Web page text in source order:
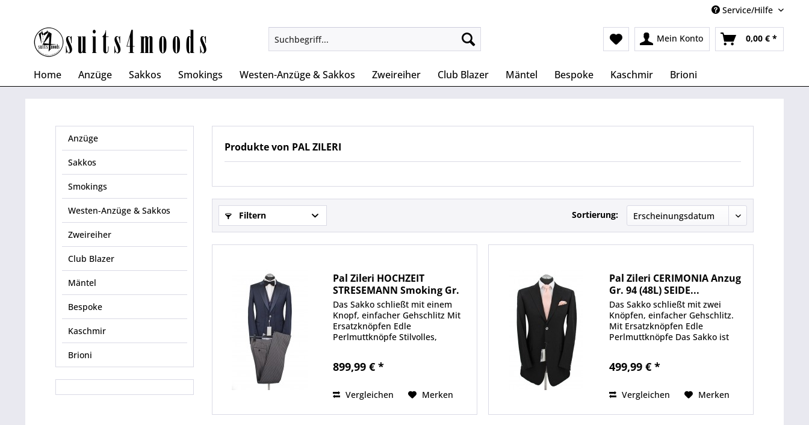
Service/Hilfe
Mein Konto 0,00 € *
Home Anzüge Sakkos Smokings Westen-Anzüge & Sakkos Zweireiher Club Blazer Mäntel Bespoke Kaschmir Brioni
Anzüge
Sakkos
Smokings
Westen-Anzüge & Sakkos
Zweireiher
Club Blazer
Mäntel
Bespoke
Kaschmir
Brioni
Produkte von PAL ZILERI
Filtern Sortierung:
Pal Zileri HOCHZEIT
STRESEMANN Smoking Gr.
46 +...
Das Sakko schließt mit einem
Knopf, einfacher Gehschlitz Mit
Ersatzknöpfen Edle
Perlmuttknöpfe Stilvolles,
geschnitten (distinguiert, perfekt
899,99 € *
Vergleichen Merken
Pal Zileri CERIMONIA Anzug
Gr. 94 (48L) SEIDE...
Das Sakko schließt mit zwei
Knöpfen, einfacher Gehschlitz.
Mit Ersatzknöpfen Edle
Perlmuttknöpfe Das Sakko ist
für besondere Anlässe!) Die Hose
499,99 € *
Vergleichen Merken